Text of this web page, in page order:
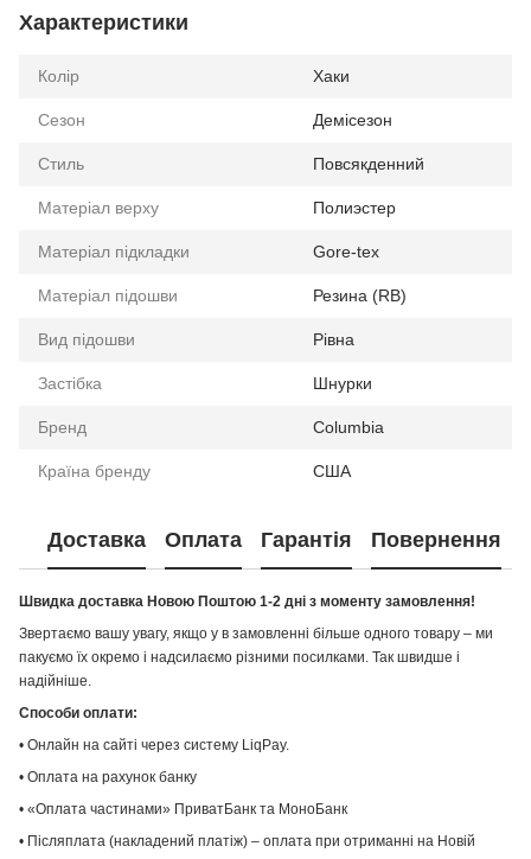
Характеристики
Колір Хаки
Сезон Демісезон
Стиль Повсякденний
Матеріал верху Полиэстер
Матеріал підкладки Gore-tex
Матеріал підошви Резина (RB)
Вид підошви Рівна
Застібка Шнурки
Бренд Columbia
Країна бренду США
Доставка Оплата Гарантія Повернення
Швидка доставка Новою Поштою 1-2 дні з моменту замовлення!
Звертаємо вашу увагу, якщо у в замовленні більше одного товару – ми
пакуємо їх окремо і надсилаємо різними посилками. Так швидше і
надійніше.
Способи оплати:
• Онлайн на сайті через систему LiqPay.
• Оплата на рахунок банку
• «Оплата частинами» ПриватБанк та МоноБанк
• Післяплата (накладений платіж) – оплата при отриманні на Новій